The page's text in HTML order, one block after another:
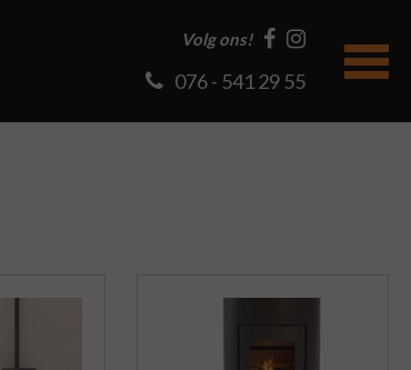
Volg ons!
076 - 541 29 55